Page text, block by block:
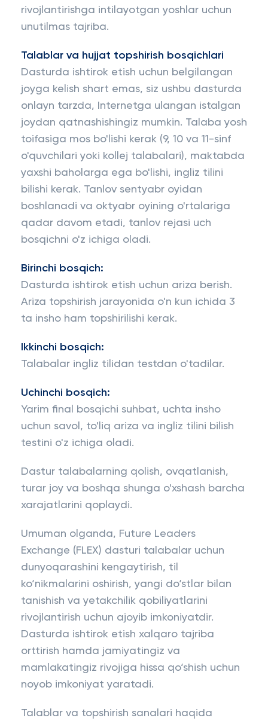
rivojlantirishga intilayotgan yoshlar uchun
unutilmas tajriba.
Talablar va hujjat topshirish bosqichlari
Dasturda ishtirok etish uchun belgilangan
joyga kelish shart emas, siz ushbu dasturda
onlayn tarzda, Internetga ulangan istalgan
joydan qatnashishingiz mumkin. Talaba yosh
toifasiga mos bo'lishi kerak (9, 10 va 11-sinf
o'quvchilari yoki kollej talabalari), maktabda
yaxshi baholarga ega bo'lishi, ingliz tilini
bilishi kerak. Tanlov sentyabr oyidan
boshlanadi va oktyabr oyining o'rtalariga
qadar davom etadi, tanlov rejasi uch
bosqichni o'z ichiga oladi.
Birinchi bosqich:
Dasturda ishtirok etish uchun ariza berish.
Ariza topshirish jarayonida o'n kun ichida 3
ta insho ham topshirilishi kerak.
Ikkinchi bosqich:
Talabalar ingliz tilidan testdan o'tadilar.
Uchinchi bosqich:
Yarim final bosqichi suhbat, uchta insho
uchun savol, to'liq ariza va ingliz tilini bilish
testini o'z ichiga oladi.
Dastur talabalarning qolish, ovqatlanish,
turar joy va boshqa shunga o'xshash barcha
xarajatlarini qoplaydi.
Umuman olganda, Future Leaders
Exchange (FLEX) dasturi talabalar uchun
dunyoqarashini kengaytirish, til
ko‘nikmalarini oshirish, yangi do‘stlar bilan
tanishish va yetakchilik qobiliyatlarini
rivojlantirish uchun ajoyib imkoniyatdir.
Dasturda ishtirok etish xalqaro tajriba
orttirish hamda jamiyatingiz va
mamlakatingiz rivojiga hissa qo‘shish uchun
noyob imkoniyat yaratadi.
Talablar va topshirish sanalari haqida